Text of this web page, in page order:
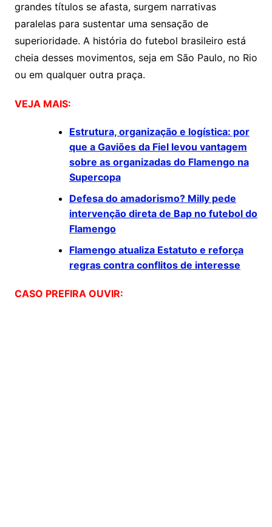
grandes títulos se afasta, surgem narrativas
paralelas para sustentar uma sensação de
superioridade. A história do futebol brasileiro está
cheia desses movimentos, seja em São Paulo, no Rio
ou em qualquer outra praça.
VEJA MAIS:
Estrutura, organização e logística: por
que a Gaviões da Fiel levou vantagem
sobre as organizadas do Flamengo na
Supercopa
Defesa do amadorismo? Milly pede
intervenção direta de Bap no futebol do
Flamengo
Flamengo atualiza Estatuto e reforça
regras contra conflitos de interesse
CASO PREFIRA OUVIR: